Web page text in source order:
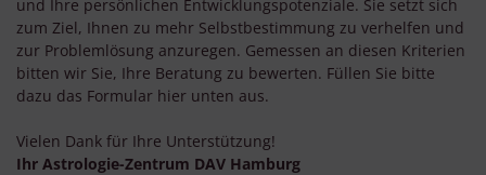
und Ihre persönlichen Entwicklungspotenziale. Sie setzt sich
zum Ziel, Ihnen zu mehr Selbstbestimmung zu verhelfen und
zur Problemlösung anzuregen. Gemessen an diesen Kriterien
bitten wir Sie, Ihre Beratung zu bewerten. Füllen Sie bitte
dazu das Formular hier unten aus.
Vielen Dank für Ihre Unterstützung!
Ihr Astrologie-Zentrum DAV Hamburg